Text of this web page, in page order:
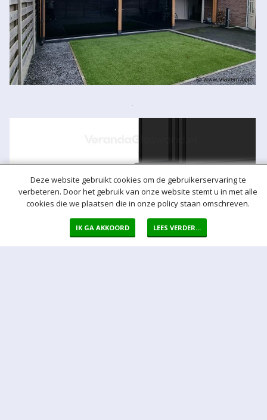
Deze website gebruikt cookies om de gebruikerservaring te
verbeteren. Door het gebruik van onze website stemt u in met alle
cookies die we plaatsen die in onze policy staan omschreven.
IK GA AKKOORD LEES VERDER...